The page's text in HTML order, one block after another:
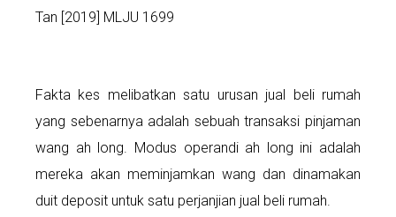
Tan [2019] MLJU 1699
Fakta kes melibatkan satu urusan jual beli rumah
yang sebenarnya adalah sebuah transaksi pinjaman
wang ah long. Modus operandi ah long ini adalah
mereka akan meminjamkan wang dan dinamakan
duit deposit untuk satu perjanjian jual beli rumah.